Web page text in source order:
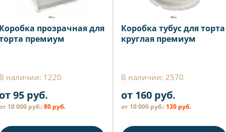
прозрачная для
премиум
наличии: 1220
95 руб.
10 000 руб.:80 руб.
Коробка тубус для торта
круглая премиум
В наличии: 2570
от 160 руб.
от 10 000 руб.: 130 руб.